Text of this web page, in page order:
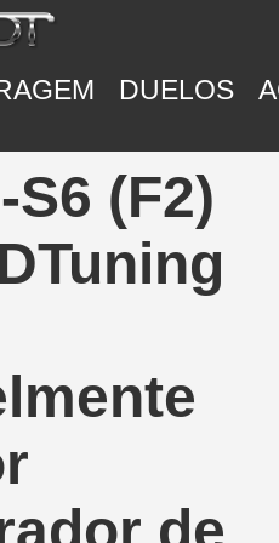
DUELOS
(F2)